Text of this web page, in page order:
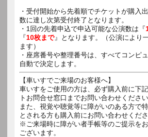
・受付開始から先着順でチケットが購入
数に達し次第受付終了となります。
・1回の先着申込で申込可能な公演数は『
『10枚まで』となります。（公演により
ます）
・座席番号や整理番号は、すべてコンピ
自動で決定します。
【車いすでご来場のお客様へ】
車いすをご使用の方は、必ず購入前に下
トお問合せ窓口までお問い合わせください
また、視覚や聴覚等に障がいのある方で
とされる方も購入前にお問い合わせくださ
※ご来場時に障がい者手帳等のご提示を
ございます。